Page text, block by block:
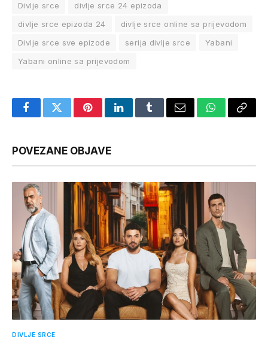
Divlje srce
divlje srce 24 epizoda
divlje srce epizoda 24
divlje srce online sa prijevodom
Divlje srce sve epizode
serija divlje srce
Yabani
Yabani online sa prijevodom
FacebookTwitterPinterestLinkedInTumblrEmail WhatsApp
Copy
POVEZANE OBJAVE
DIVLJE SRCE